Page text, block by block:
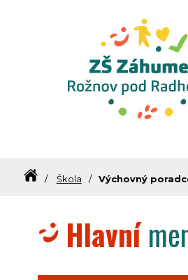
Základní škola
Škola Výchovný
Hlavní